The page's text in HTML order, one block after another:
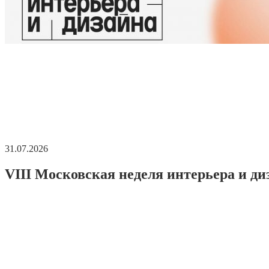
31.07.2026
VIII Московская неделя интерьера и